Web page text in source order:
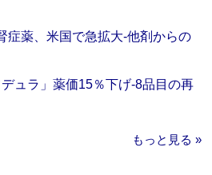
症薬、米国で急拡大‐他剤からの
ュラ」薬価15％下げ‐8品目の再
もっと見る »